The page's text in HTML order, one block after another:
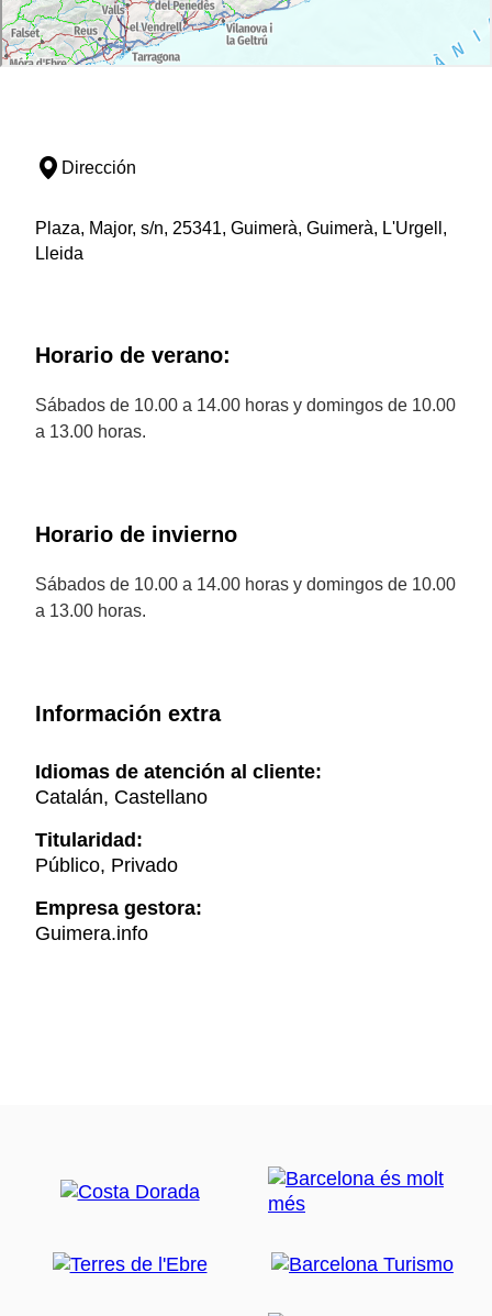
Dirección
Plaza, Major, s/n, 25341, Guimerà, Guimerà, L'Urgell,
Lleida
Horario de verano:
Sábados de 10.00 a 14.00 horas y domingos de 10.00
a 13.00 horas.
Horario de invierno
Sábados de 10.00 a 14.00 horas y domingos de 10.00
a 13.00 horas.
Información extra
Idiomas de atención al cliente:
Catalán, Castellano
Titularidad:
Público, Privado
Empresa gestora:
Guimera.info